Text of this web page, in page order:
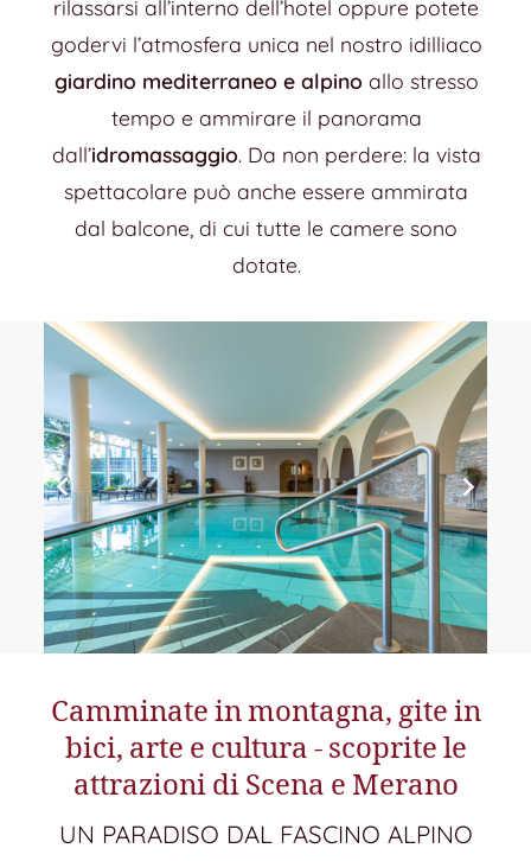
rilassarsi all’interno dell’hotel oppure potete
godervi l’atmosfera unica nel nostro idilliaco
giardino mediterraneo e alpino allo stresso
tempo e ammirare il panorama
dall’idromassaggio. Da non perdere: la vista
spettacolare può anche essere ammirata
dal balcone, di cui tutte le camere sono
dotate.
Camminate in montagna, gite in
bici, arte e cultura - scoprite le
attrazioni di Scena e Merano
UN PARADISO DAL FASCINO ALPINO